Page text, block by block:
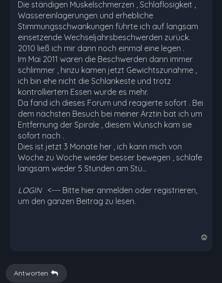
Die ständigen Muskelschmerzen , Schlaflosigkeit ,
Wassereinlagerungen und erhebliche
Stimmungsschwankungen führte ich auf langsam
einsetzende Wechseljahrsbeschwerden zurück.
2010 ließ ich mir dann noch einmal eine legen .
Im Mai 2011 waren die Beschwerden dann immer
schlimmer , hinzu kamen jetzt Gewichtszunahme ,
ich bin ehe nicht die Schlankeste und trotz
kontrolliertem Essen wurde es mehr.
Da fand ich dieses Forum und reagierte sofort . Bei
dem nächsten Besuch bei meiner Ärztin bat ich um
Entfernung der Spirale , diesem Wunsch kam sie
sofort nach .
Dies ist jetzt 3 Monate her , ich kann mich von
Woche zu Woche wieder besser bewegen , schlafe
langsam wieder 5 Stunden am Stü…
LOGIN <--- Bitte hier anmelden oder registrieren,
um den ganzen Beitrag zu lesen.
Antworten